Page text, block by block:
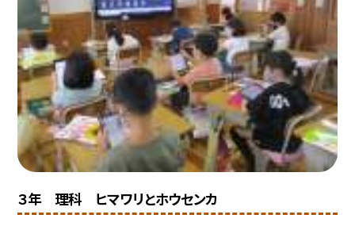
３年 理科 ヒマワリとホウセンカ